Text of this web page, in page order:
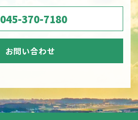
045-370-7180
お問い合わせ